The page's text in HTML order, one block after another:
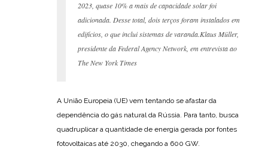
2023, quase 10% a mais de capacidade solar foi
adicionada. Desse total, dois terços foram instalados em
edifícios, o que inclui sistemas de varanda. Klaus Müller,
presidente da Federal Agency Network, em entrevista ao
The New York Times
A União Europeia (UE) vem tentando se afastar da
dependência do gás natural da Rússia. Para tanto, busca
quadruplicar a quantidade de energia gerada por fontes
fotovoltaicas até 2030, chegando a 600 GW.